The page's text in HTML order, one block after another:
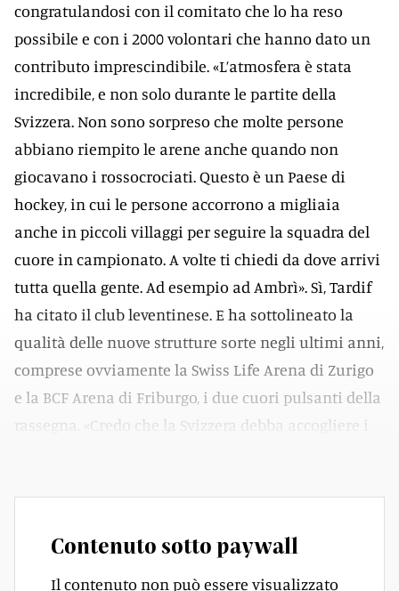
congratulandosi con il comitato che lo ha reso
possibile e con i 2000 volontari che hanno dato un
contributo imprescindibile. «L’atmosfera è stata
incredibile, e non solo durante le partite della
Svizzera. Non sono sorpreso che molte persone
abbiano riempito le arene anche quando non
giocavano i rossocrociati. Questo è un Paese di
hockey, in cui le persone accorrono a migliaia
anche in piccoli villaggi per seguire la squadra del
cuore in campionato. A volte ti chiedi da dove arrivi
tutta quella gente. Ad esempio ad Ambrì». Sì, Tardif
ha citato il club leventinese. E ha sottolineato la
qualità delle nuove strutture sorte negli ultimi anni,
comprese ovviamente la Swiss Life Arena di Zurigo
e la BCF Arena di Friburgo, i due cuori pulsanti della
rassegna. «Credo che la Svizzera debba accogliere i
Contenuto sotto paywall
Il contenuto non può essere visualizzato